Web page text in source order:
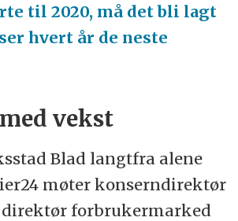
til 2020, må det bli lagt
hvert år de neste
vekst
Blad langtfra alene
møter konserndirektør
direktør forbrukermarked